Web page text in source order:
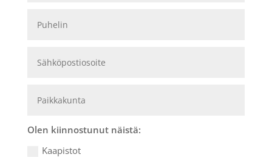
Olen kiinnostunut näistä:
Kaapistot